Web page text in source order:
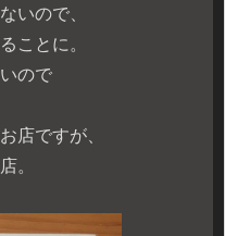
いので、
ことに。
ので
店ですが、
。